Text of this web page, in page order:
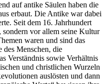
auf antike Säulen haben die
erbaut. Die Antike war dabei
Seit dem 16. Jahrhundert
vor allem seine Kultur
waren und sind das
des Menschen, die
Verständnis sowie Verhältnis
und christlichen Wurzeln
auslösten und dann